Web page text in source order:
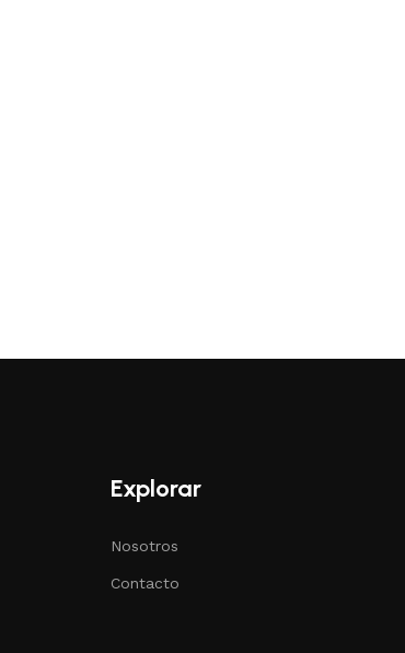
Explorar
Nosotros
Contacto